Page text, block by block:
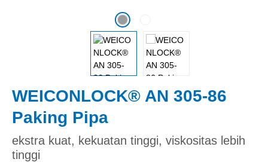
WEICONLOCK® AN 305-86
Paking Pipa
ekstra kuat, kekuatan tinggi, viskositas lebih
tinggi